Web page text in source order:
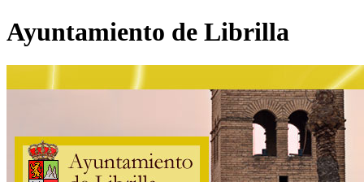
Ayuntamiento de Librilla